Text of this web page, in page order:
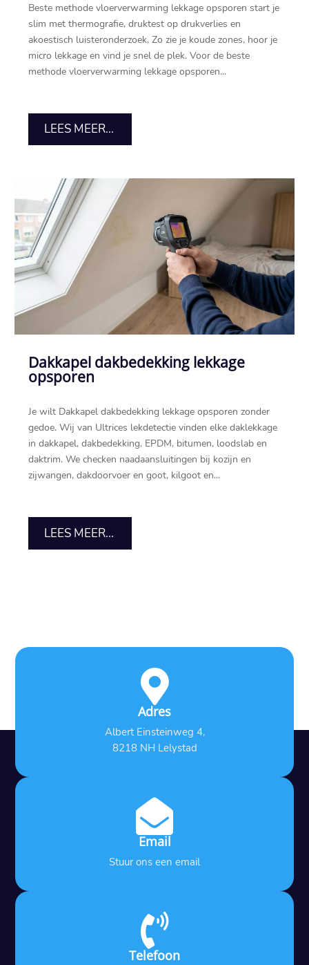
Beste methode vloerverwarming lekkage opsporen start je
slim met thermografie, druktest op drukverlies en
akoestisch luisteronderzoek.​ Zo zie je koude zones, hoor je
micro lekkage en vind je snel de plek.​ Voor de beste
methode vloerverwarming lekkage opsporen...
LEES MEER...
Dakkapel dakbedekking lekkage
opsporen
Je wilt Dakkapel dakbedekking lekkage opsporen zonder
gedoe.​ Wij van Ultrices lekdetectie vinden elke daklekkage
in dakkapel, dakbedekking, EPDM, bitumen, loodslab en
daktrim.​ We checken naadaansluitingen bij kozijn en
zijwangen, dakdoorvoer en goot, kilgoot en...
LEES MEER...

Adres
Albert Einsteinweg 4,
8218 NH Lelystad

Email
Stuur ons een email

Telefoon